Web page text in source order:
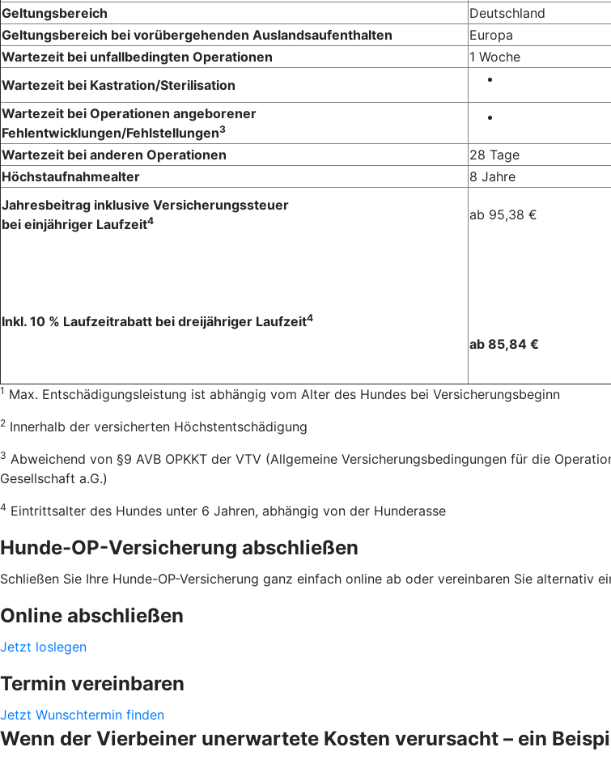
Geltungsbereich
Deutschland
Geltungsbereich bei vorübergehenden Auslandsaufenthalten
Europa
Wartezeit bei unfallbedingten Operationen
1 Woche
Wartezeit bei Kastration/Sterilisation
Wartezeit bei Operationen angeborener
Fehlentwicklungen/Fehlstellungen3
Wartezeit bei anderen Operationen
28 Tage
Höchstaufnahmealter
8 Jahre
Jahresbeitrag inklusive Versicherungssteuer
bei einjähriger Laufzeit4
Inkl. 10 % Laufzeitrabatt bei dreijähriger Laufzeit4
ab 95,38 €
ab 85,84 €
1 Max. Entschädigungsleistung ist abhängig vom Alter des Hundes bei Versicherungsbeginn
2 Innerhalb der versicherten Höchstentschädigung
3 Abweichend von §9 AVB OPKKT der VTV (Allgemeine Versicherungsbedingungen für die
Gesellschaft a.G.)
4 Eintrittsalter des Hundes unter 6 Jahren, abhängig von der Hunderasse
Hunde-OP-Versicherung abschließen
Schließen Sie Ihre Hunde-OP-Versicherung ganz einfach online ab oder vereinbaren Sie alternativ
Online abschließen
Jetzt loslegen
Termin vereinbaren
Jetzt Wunschtermin finden
Wenn der Vierbeiner unerwartete Kosten verursacht – ein